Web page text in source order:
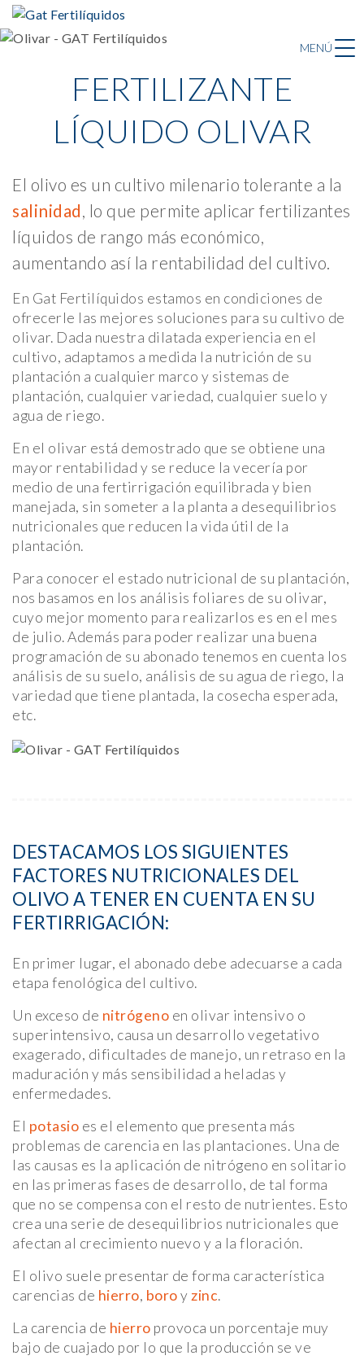
FERTILIZANTE
LÍQUIDO OLIVAR
El olivo es un cultivo milenario tolerante a la
salinidad, lo que permite aplicar fertilizantes
líquidos de rango más económico,
aumentando así la rentabilidad del cultivo.
En Gat Fertilíquidos estamos en condiciones de
ofrecerle las mejores soluciones para su cultivo de
olivar. Dada nuestra dilatada experiencia en el
cultivo, adaptamos a medida la nutrición de su
plantación a cualquier marco y sistemas de
plantación, cualquier variedad, cualquier suelo y
agua de riego.
En el olivar está demostrado que se obtiene una
mayor rentabilidad y se reduce la vecería por
medio de una fertirrigación equilibrada y bien
manejada, sin someter a la planta a desequilibrios
nutricionales que reducen la vida útil de la
plantación.
Para conocer el estado nutricional de su plantación,
nos basamos en los análisis foliares de su olivar,
cuyo mejor momento para realizarlos es en el mes
de julio. Además para poder realizar una buena
programación de su abonado tenemos en cuenta los
análisis de su suelo, análisis de su agua de riego, la
variedad que tiene plantada, la cosecha esperada,
etc.
DESTACAMOS LOS SIGUIENTES
FACTORES NUTRICIONALES DEL
OLIVO A TENER EN CUENTA EN SU
FERTIRRIGACIÓN:
En primer lugar, el abonado debe adecuarse a cada
etapa fenológica del cultivo.
Un exceso de nitrógeno en olivar intensivo o
superintensivo, causa un desarrollo vegetativo
exagerado, dificultades de manejo, un retraso en la
maduración y más sensibilidad a heladas y
enfermedades.
El potasio es el elemento que presenta más
problemas de carencia en las plantaciones. Una de
las causas es la aplicación de nitrógeno en solitario
en las primeras fases de desarrollo, de tal forma
que no se compensa con el resto de nutrientes. Esto
crea una serie de desequilibrios nutricionales que
afectan al crecimiento nuevo y a la floración.
El olivo suele presentar de forma característica
carencias de hierro, boroyzinc.
La carencia de hierro provoca un porcentaje muy
bajo de cuajado por lo que la producción se ve
MENÚ